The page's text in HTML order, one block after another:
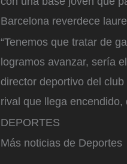
Barcelona reverdece
“Tenemos que tratar de
logramos avanzar, sería
director deportivo del
rival que llega
DEPORTES
Más noticias de Deportes